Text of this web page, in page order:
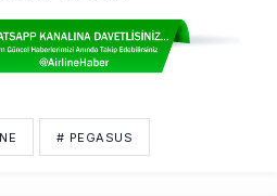
# PEGASUS